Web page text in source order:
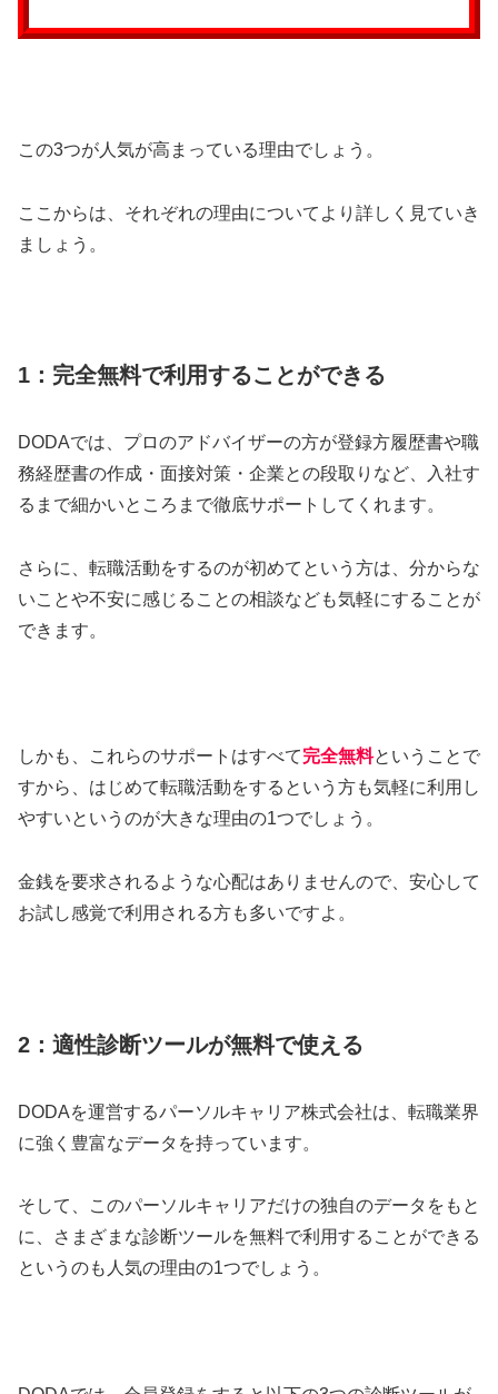
この3つが人気が高まっている理由でしょう。
ここからは、それぞれの理由についてより詳しく見ていき
ましょう。
1：完全無料で利用することができる
DODAでは、プロのアドバイザーの方が登録方履歴書や職
務経歴書の作成・面接対策・企業との段取りなど、入社す
るまで細かいところまで徹底サポートしてくれます。
さらに、転職活動をするのが初めてという方は、分からな
いことや不安に感じることの相談なども気軽にすることが
できます。
しかも、これらのサポートはすべて完全無料ということで
すから、はじめて転職活動をするという方も気軽に利用し
やすいというのが大きな理由の1つでしょう。
金銭を要求されるような心配はありませんので、安心して
お試し感覚で利用される方も多いですよ。
2：適性診断ツールが無料で使える
DODAを運営するパーソルキャリア株式会社は、転職業界
に強く豊富なデータを持っています。
そして、このパーソルキャリアだけの独自のデータをもと
に、さまざまな診断ツールを無料で利用することができる
というのも人気の理由の1つでしょう。